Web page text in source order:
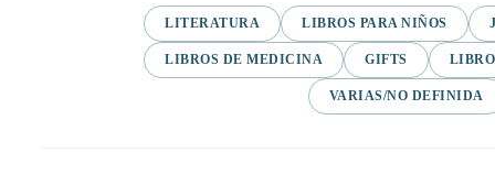
LITERATURA LIBROS PARA NIÑOS
LIBROS DE MEDICINA GIFTS
VARIAS/NO DEFINIDA